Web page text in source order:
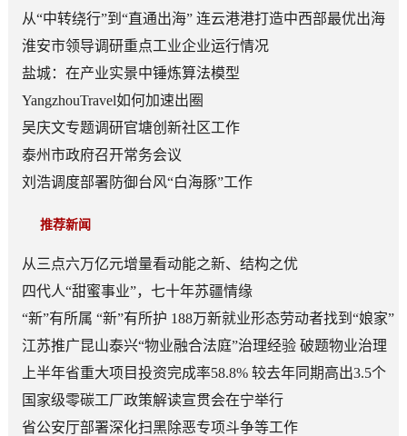
从“中转绕行”到“直通出海” 连云港港打造中西部最优出海
口
淮安市领导调研重点工业企业运行情况
盐城：在产业实景中锤炼算法模型
YangzhouTravel如何加速出圈
吴庆文专题调研官塘创新社区工作
泰州市政府召开常务会议
刘浩调度部署防御台风“白海豚”工作
推荐新闻
从三点六万亿元增量看动能之新、结构之优
四代人“甜蜜事业”，七十年苏疆情缘
“新”有所属 “新”有所护 188万新就业形态劳动者找到“娘家”
江苏推广昆山泰兴“物业融合法庭”治理经验 破题物业治理
“老大难”
上半年省重大项目投资完成率58.8% 较去年同期高出3.5个
百分点
国家级零碳工厂政策解读宣贯会在宁举行
省公安厅部署深化扫黑除恶专项斗争等工作